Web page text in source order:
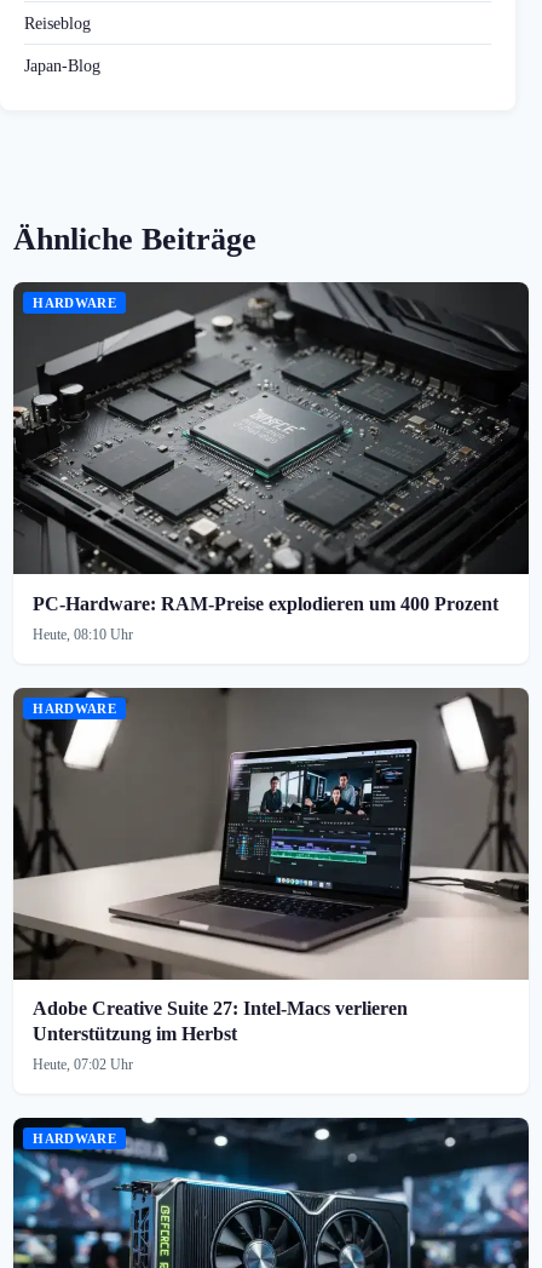
Reiseblog
Japan-Blog
Ähnliche Beiträge
HARDWARE
PC-Hardware: RAM-Preise explodieren um 400 Prozent
Heute, 08:10 Uhr
HARDWARE
Adobe Creative Suite 27: Intel-Macs verlieren
Unterstützung im Herbst
Heute, 07:02 Uhr
HARDWARE